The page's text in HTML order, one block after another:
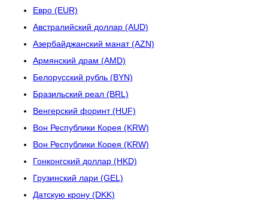
Евро (EUR)
Австралийский доллар (AUD)
Азербайджанский манат (AZN)
Армянский драм (AMD)
Белорусский рубль (BYN)
Бразильский реал (BRL)
Венгерский форинт (HUF)
Вон Республики Корея (KRW)
Вон Республики Корея (KRW)
Гонконгский доллар (HKD)
Грузинский лари (GEL)
Датскую крону (DKK)